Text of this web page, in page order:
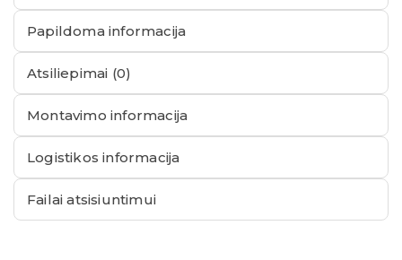
Papildoma informacija
Atsiliepimai (0)
Montavimo informacija
Logistikos informacija
Failai atsisiuntimui